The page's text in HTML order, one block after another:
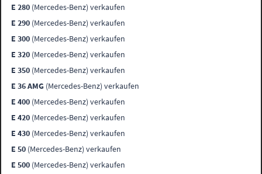
E 280 (Mercedes-Benz) verkaufen
E 290 (Mercedes-Benz) verkaufen
E 300 (Mercedes-Benz) verkaufen
E 320 (Mercedes-Benz) verkaufen
E 350 (Mercedes-Benz) verkaufen
E 36 AMG (Mercedes-Benz) verkaufen
E 400 (Mercedes-Benz) verkaufen
E 420 (Mercedes-Benz) verkaufen
E 430 (Mercedes-Benz) verkaufen
E 50 (Mercedes-Benz) verkaufen
E 500 (Mercedes-Benz) verkaufen